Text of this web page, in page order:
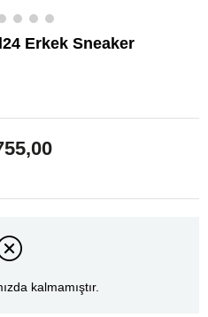
Erkek Sneaker
kalmamıştır.